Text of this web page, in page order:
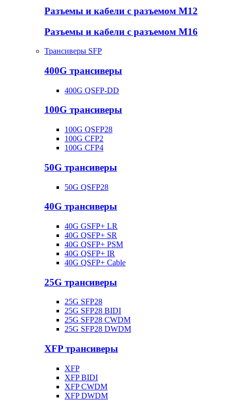
Разъемы и кабели с разъемом М12
Разъемы и кабели с разъемом М16
Трансиверы SFP
400G трансиверы
400G QSFP-DD
100G трансиверы
100G QSFP28
100G CFP2
100G CFP4
50G трансиверы
50G QSFP28
40G трансиверы
40G GSFP+ LR
40G QSFP+ SR
40G QSFP+ PSM
40G QSFP+ IR
40G QSFP+ Cable
25G трансиверы
25G SFP28
25G SFP28 BIDI
25G SFP28 CWDM
25G SFP28 DWDM
XFP трансиверы
XFP
XFP BIDI
XFP CWDM
XFP DWDM